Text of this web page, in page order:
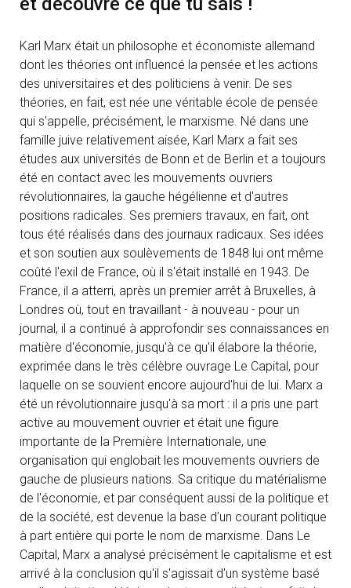
Karl Marx était un philosophe et économiste allemand
dont les théories ont influencé la pensée et les actions
des universitaires et des politiciens à venir. De ses
théories, en fait, est née une véritable école de pensée
qui s'appelle, précisément, le marxisme. Né dans une
famille juive relativement aisée, Karl Marx a fait ses
études aux universités de Bonn et de Berlin et a toujours
été en contact avec les mouvements ouvriers
révolutionnaires, la gauche hégélienne et d'autres
positions radicales. Ses premiers travaux, en fait, ont
tous été réalisés dans des journaux radicaux. Ses idées
et son soutien aux soulèvements de 1848 lui ont même
coûté l'exil de France, où il s'était installé en 1943. De
France, il a atterri, après un premier arrêt à Bruxelles, à
Londres où, tout en travaillant - à nouveau - pour un
journal, il a continué à approfondir ses connaissances en
matière d'économie, jusqu'à ce qu'il élabore la théorie,
exprimée dans le très célèbre ouvrage Le Capital, pour
laquelle on se souvient encore aujourd'hui de lui. Marx a
été un révolutionnaire jusqu'à sa mort : il a pris une part
active au mouvement ouvrier et était une figure
importante de la Première Internationale, une
organisation qui englobait les mouvements ouvriers de
gauche de plusieurs nations. Sa critique du matérialisme
de l'économie, et par conséquent aussi de la politique et
de la société, est devenue la base d'un courant politique
à part entière qui porte le nom de marxisme. Dans Le
Capital, Marx a analysé précisément le capitalisme et est
arrivé à la conclusion qu'il s'agissait d'un système basé